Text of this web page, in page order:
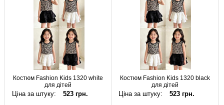
Костюм Fashion Kids 1320 white
для дітей
Ціна за штуку: 523 грн.
Костюм Fashion Kids 1320 black
для дітей
Ціна за штуку: 523 грн.